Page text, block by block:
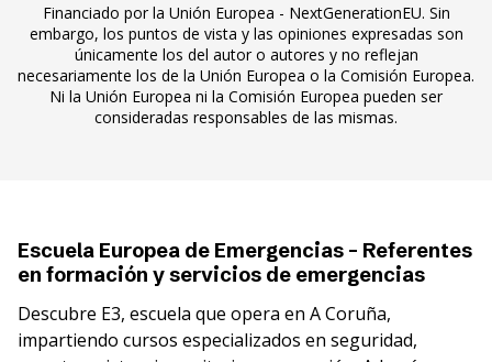
Financiado por la Unión Europea - NextGenerationEU. Sin
embargo, los puntos de vista y las opiniones expresadas son
únicamente los del autor o autores y no reflejan
necesariamente los de la Unión Europea o la Comisión Europea.
Ni la Unión Europea ni la Comisión Europea pueden ser
consideradas responsables de las mismas.
Escuela Europea de Emergencias - Referentes
en formación y servicios de emergencias
Descubre E3, escuela que opera en A Coruña,
impartiendo cursos especializados en seguridad,